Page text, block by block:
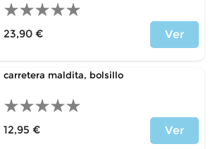
23,90 €
Ver
carretera maldita, bolsillo
12,95 €
Ver